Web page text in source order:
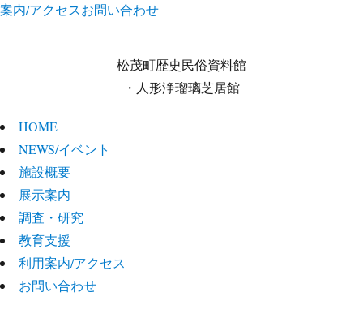
案内/アクセスお問い合わせ
松茂町歴史民俗資料館
・人形浄瑠璃芝居館
HOME
NEWS/イベント
施設概要
展示案内
調査・研究
教育支援
利用案内/アクセス
お問い合わせ